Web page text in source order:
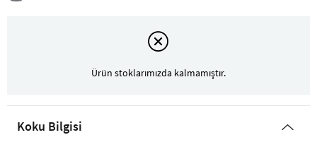
Ürün stoklarımızda kalmamıştır.
Koku Bilgisi